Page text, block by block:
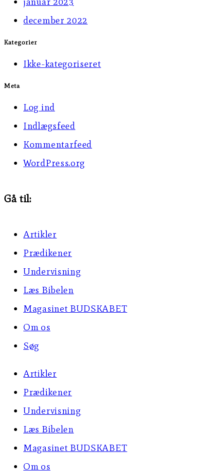
december 2022
Kategorier
Ikke-kategoriseret
Meta
Log ind
Indlægsfeed
Kommentarfeed
WordPress.org
Gå til:
Artikler
Prædikener
Undervisning
Læs Bibelen
Magasinet BUDSKABET
Om os
Søg
Artikler
Prædikener
Undervisning
Læs Bibelen
Magasinet BUDSKABET
Om os